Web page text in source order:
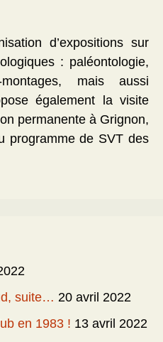
d’expositions sur
: paléontologie,
mais aussi
également la visite
permanente à Grignon,
programme de SVT des
suite… 20 avril 2022
en 1983 ! 13 avril 2022